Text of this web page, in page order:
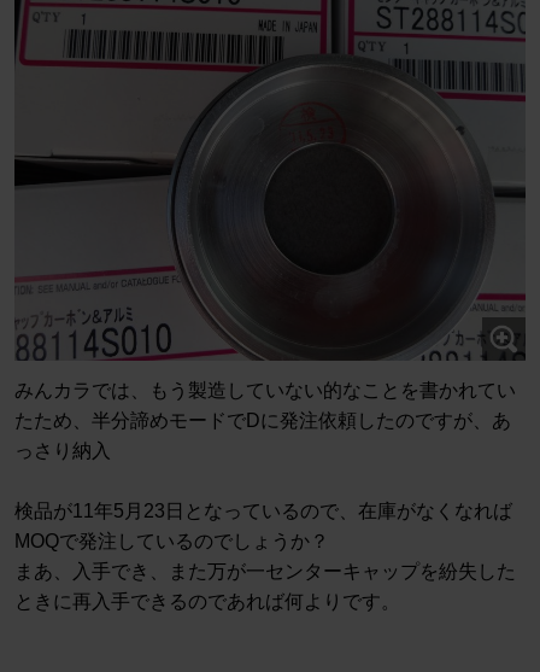
みんカラでは、もう製造していない的なことを書かれてい
たため、半分諦めモードでDに発注依頼したのですが、あ
っさり納入
検品が11年5月23日となっているので、在庫がなくなれば
MOQで発注しているのでしょうか？
まあ、入手でき、また万が一センターキャップを紛失した
ときに再入手できるのであれば何よりです。